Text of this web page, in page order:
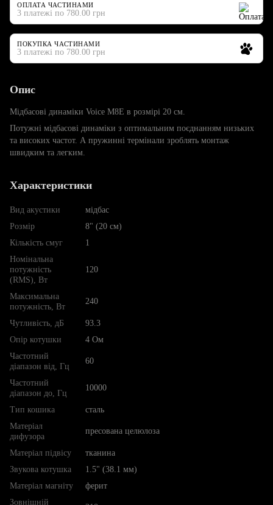
ОПЛАТА ЧАСТИНАМИ
3 платежі по 780.00 грн
ПОКУПКА ЧАСТИНАМИ
3 платежі по 780.00 грн
Опис
Мідбасові динаміки Voice M8E в розмірі 20 см.
Потужні мідбасові динаміки з оптимальним поєднанням низьких
та високих частот. А пружинні термінали зроблять монтаж
швидким та легким.
Характеристики
Вид акустики
мідбас
Розмір
8" (20 см)
Кількість смуг
1
Номінальна
потужність
(RMS), Вт
120
Максимальна
потужність, Вт
240
Чутливість, дБ
93.3
Опір котушки
4 Ом
Частотний
діапазон від, Гц
60
Частотний
діапазон до, Гц
10000
Тип кошика
сталь
Матеріал
дифузора
пресована целюлоза
Матеріал підвісу
тканина
Звукова котушка
1.5" (38.1 мм)
Матеріал магніту
ферит
Зовнішній